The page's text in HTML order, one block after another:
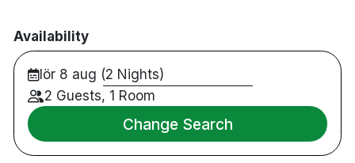
som gäst ska få en oförglömlig upplevelse. Perfekt
för en romantisk paus, en weekend med vänner,
eller ett lyxigt familjeäventyr. Maryhill Estate ger
dig en lyxig atmosfär, toppservice och
oförglömliga minnen.
Vi rekommenderar att boka bord i en av Maryhills
Availability
lör 8 aug (2 Nights)
2 Guests, 1 Room
Change Search